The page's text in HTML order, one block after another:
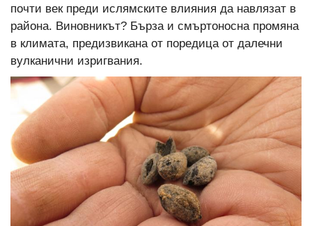
почти век преди ислямските влияния да навлязат в
района. Виновникът? Бърза и смъртоносна промяна
в климата, предизвикана от поредица от далечни
вулканични изригвания.